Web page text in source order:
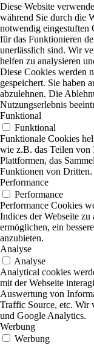
Diese Website
während Sie durch die
notwendig eingestuften
für das Funktionieren
unerlässlich sind. Wir
helfen zu analysieren
Diese Cookies werden
gespeichert. Sie haben
abzulehnen. Die
Nutzungserlebnis
Funktional
Funktional
Funktionale Cookies
wie z.B. das Teilen von
Plattformen, das
Funktionen von Dritten.
Performance
Performance
Performance Cookies
Indices der Webseite zu
ermöglichen, ein
anzubieten.
Analyse
Analyse
Analytical cookies
mit der Webseite
Auswertung von
Traffic Source, etc. Wir
und Google Analytics.
Werbung
Werbung